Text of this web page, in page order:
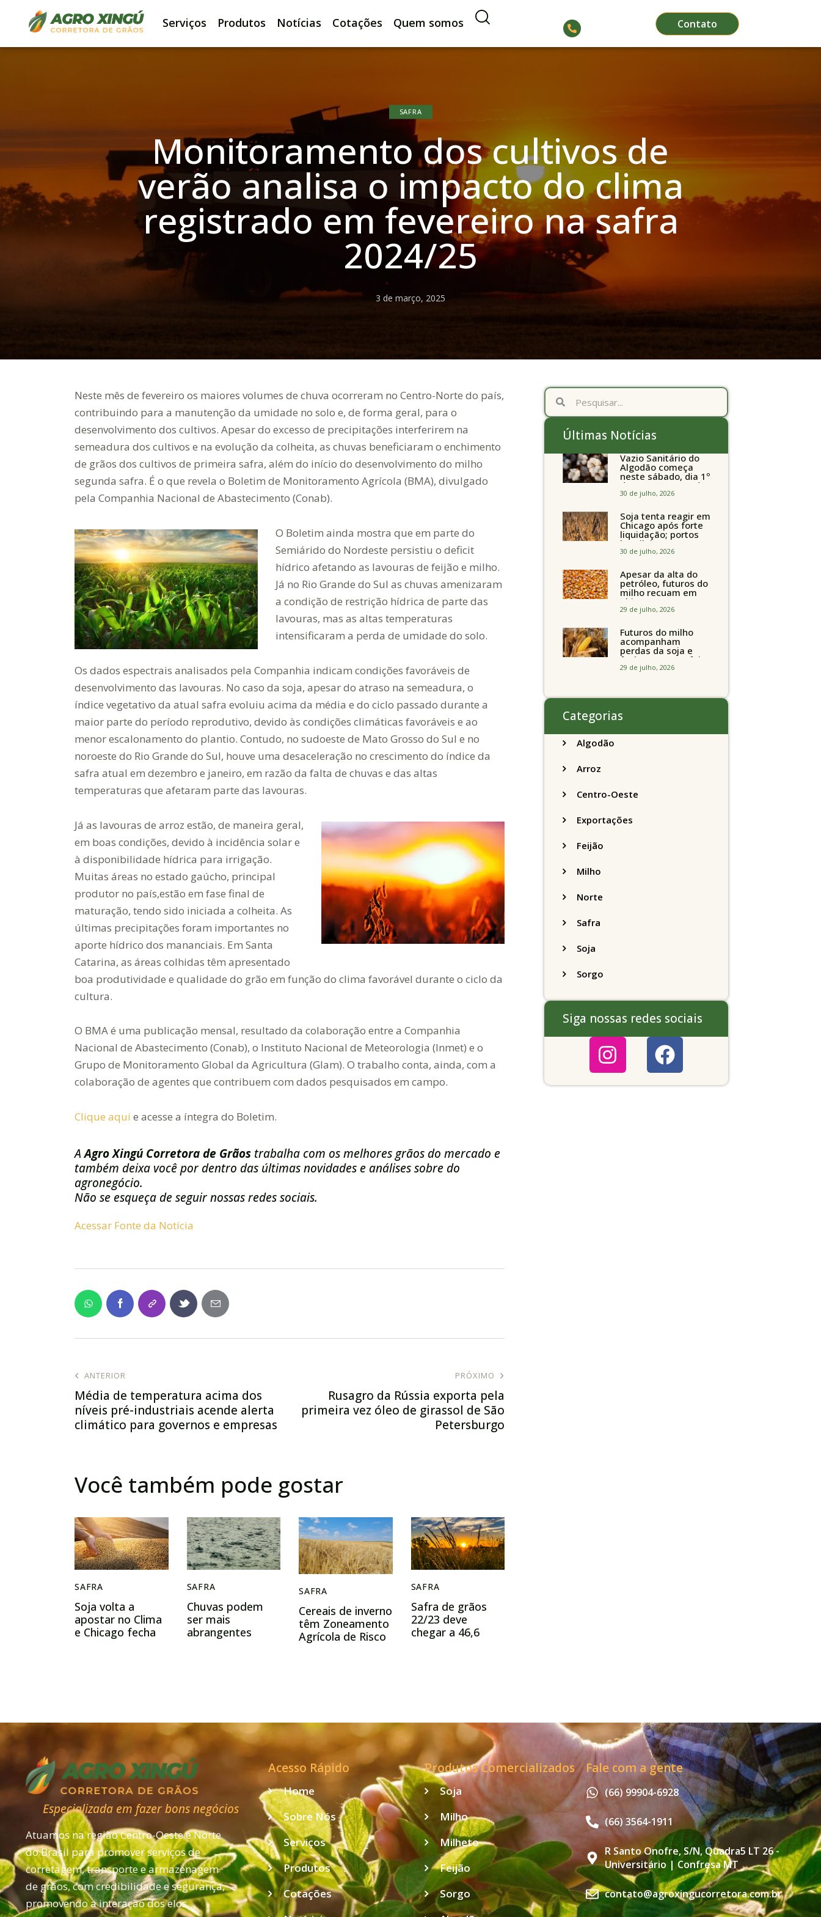
Serviços Produtos Notícias Cotações Quem somos Contato
SAFRA
Monitoramento dos cultivos de
verão analisa o impacto do clima
registrado em fevereiro na safra
2024/25
3 de março, 2025
Neste mês de fevereiro os maiores volumes de chuva ocorreram no Centro-Norte do país,
contribuindo para a manutenção da umidade no solo e, de forma geral, para o
desenvolvimento dos cultivos. Apesar do excesso de precipitações interferirem na
semeadura dos cultivos e na evolução da colheita, as chuvas beneficiaram o enchimento
de grãos dos cultivos de primeira safra, além do início do desenvolvimento do milho
segunda safra. É o que revela o Boletim de Monitoramento Agrícola (BMA), divulgado
pela Companhia Nacional de Abastecimento (Conab).
O Boletim ainda mostra que em parte do
Semiárido do Nordeste persistiu o deficit
hídrico afetando as lavouras de feijão e milho.
Já no Rio Grande do Sul as chuvas amenizaram
a condição de restrição hídrica de parte das
lavouras, mas as altas temperaturas
intensificaram a perda de umidade do solo.
Os dados espectrais analisados pela Companhia indicam condições favoráveis de
desenvolvimento das lavouras. No caso da soja, apesar do atraso na semeadura, o
índice vegetativo da atual safra evoluiu acima da média e do ciclo passado durante a
maior parte do período reprodutivo, devido às condições climáticas favoráveis e ao
menor escalonamento do plantio. Contudo, no sudoeste de Mato Grosso do Sul e no
noroeste do Rio Grande do Sul, houve uma desaceleração no crescimento do índice da
safra atual em dezembro e janeiro, em razão da falta de chuvas e das altas
temperaturas que afetaram parte das lavouras.
Já as lavouras de arroz estão, de maneira geral,
em boas condições, devido à incidência solar e
à disponibilidade hídrica para irrigação.
Muitas áreas no estado gaúcho, principal
produtor no país,estão em fase final de
maturação, tendo sido iniciada a colheita. As
últimas precipitações foram importantes no
aporte hídrico dos mananciais. Em Santa
Catarina, as áreas colhidas têm apresentado
boa produtividade e qualidade do grão em função do clima favorável durante o ciclo da
cultura.
O BMA é uma publicação mensal, resultado da colaboração entre a Companhia
Nacional de Abastecimento (Conab), o Instituto Nacional de Meteorologia (Inmet) e o
Grupo de Monitoramento Global da Agricultura (Glam). O trabalho conta, ainda, com a
colaboração de agentes que contribuem com dados pesquisados em campo.
Clique aqui e acesse a íntegra do Boletim.
AAgro Xingú Corretora de Grãos trabalha com os melhores grãos do mercado e
também deixa você por dentro das últimas novidades e análises sobre do
agronegócio.
Não se esqueça de seguir nossas redes sociais.
Acessar Fonte da Notícia
ANTERIOR
Média de temperatura acima dos
níveis pré-industriais acende alerta
climático para governos e empresas
PRÓXIMO
Rusagro da Rússia exporta pela
primeira vez óleo de girassol de São
Petersburgo
Você também pode gostar
SAFRA
Soja volta a
apostar no Clima
e Chicago fecha
SAFRA
Chuvas podem
ser mais
abrangentes
SAFRA
Cereais de inverno
têm Zoneamento
Agrícola de Risco
SAFRA
Safra de grãos
22/23 deve
chegar a 46,6
Últimas Notícias
Vazio Sanitário do
Algodão começa
neste sábado, dia 1º
de agosto, em todo
o Estado de São
30 de julho, 2026
Soja tenta reagir em
Chicago após forte
liquidação; portos
brasileiros seguem
perto de R$ 150/sc
30 de julho, 2026
Apesar da alta do
petróleo, futuros do
milho recuam em
Chicago
acompanhando a
feira
29 de julho, 2026
Futuros do milho
acompanham
perdas da soja e
fecham quarta-feira
caindo 2% em
29 de julho, 2026
Categorias
Algodão
Arroz
Centro-Oeste
Exportações
Feijão
Milho
Norte
Safra
Soja
Sorgo
Siga nossas redes sociais
Especializada em fazer bons negócios
Atuamos na região Centro-Oeste e Norte
do Brasil para promover serviços de
corretagem, transporte e armazenagem
de grãos, com credibilidade e segurança,
promovendo a interação dos elos
Acesso Rápido
Home
Sobre Nós
Serviços
Produtos
Cotações
Produtos Comercializados
Soja
Milho
Milheto
Feijão
Sorgo
Fale com a gente
(66) 99904-6928
(66) 3564-1911
R Santo Onofre, S/N, Quadra5 LT 26 -
Universitário | Confresa MT
contato@agroxingucorretora.com.br